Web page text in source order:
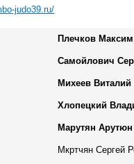
judo39.ru/
Плечков
Самойлович
Михеев
Хлопецкий
Марутян
Мкртчян Сергей